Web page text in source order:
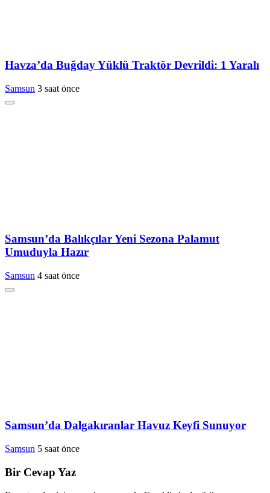
Havza’da Buğday Yüklü Traktör Devrildi: 1 Yaralı
Samsun 3 saat önce
Samsun’da Balıkçılar Yeni Sezona Palamut
Umuduyla Hazır
Samsun 4 saat önce
Samsun’da Dalgakıranlar Havuz Keyfi Sunuyor
Samsun 5 saat önce
Bir Cevap Yaz